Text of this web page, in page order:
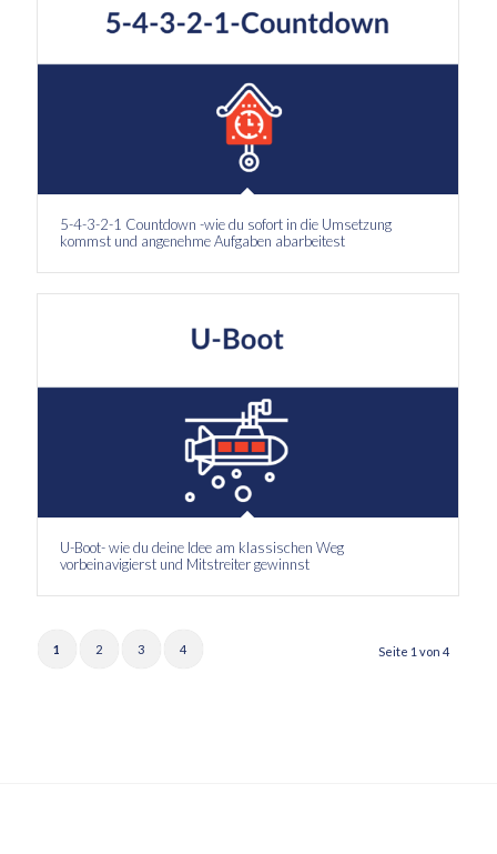
5-4-3-2-1 Countdown -wie du sofort in die Umsetzung
kommst und angenehme Aufgaben abarbeitest
U-Boot- wie du deine Idee am klassischen Weg
vorbeinavigierst und Mitstreiter gewinnst
Seite 1 von 4
1 2 3 4